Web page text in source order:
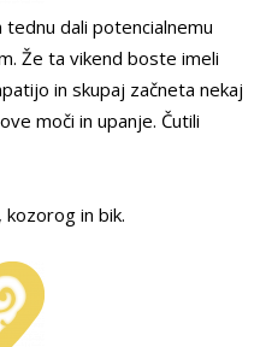
dali potencialnemu
Že ta vikend boste imeli
in skupaj začneta nekaj
moči in upanje. Čutili
kozorog in bik.